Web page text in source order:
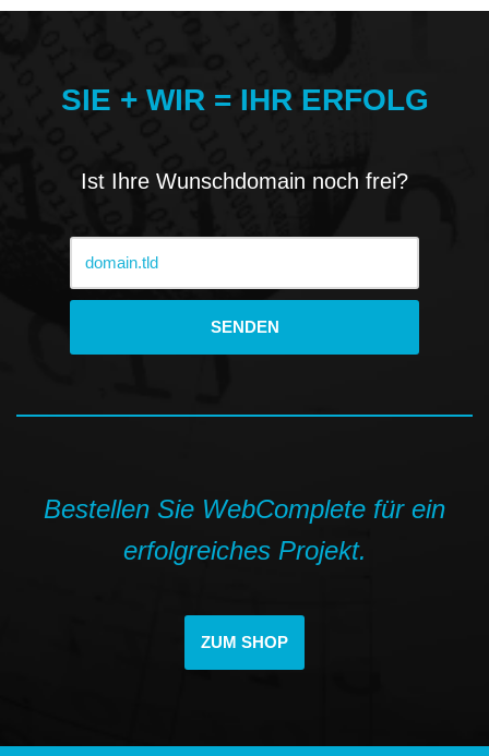
SIE + WIR = IHR ERFOLG
Ist Ihre Wunschdomain noch frei?
Bestellen Sie WebComplete für ein
erfolgreiches Projekt.
ZUM SHOP